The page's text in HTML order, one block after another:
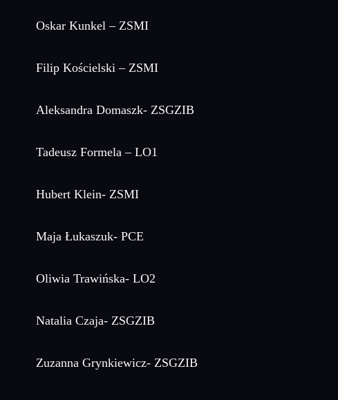
Oskar Kunkel – ZSMI
Filip Kościelski – ZSMI
Aleksandra Domaszk- ZSGZIB
Tadeusz Formela – LO1
Hubert Klein- ZSMI
Maja Łukaszuk- PCE
Oliwia Trawińska- LO2
Natalia Czaja- ZSGZIB
Zuzanna Grynkiewicz- ZSGZIB